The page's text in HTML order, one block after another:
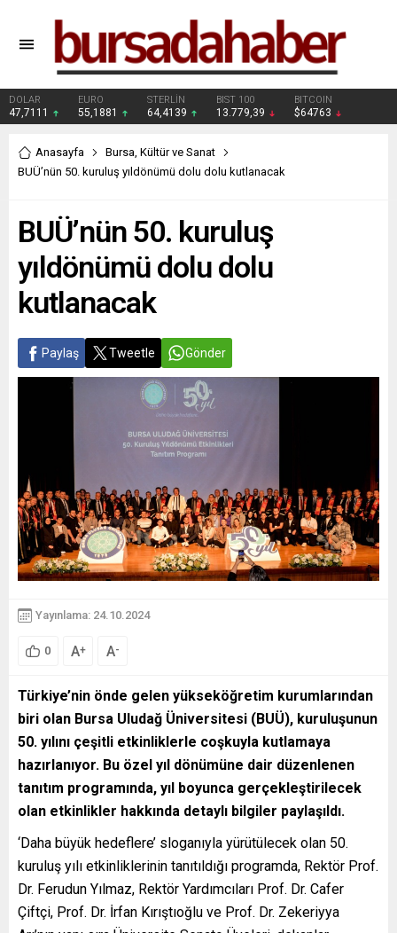
DOLAR
47,7111
EURO
55,1881
STERLİN
64,4139
BIST 100
13.779,39
BITCOIN
$64763
Anasayfa Bursa, Kültür ve Sanat
BUÜ’nün 50. kuruluş yıldönümü dolu dolu kutlanacak
BUÜ’nün 50. kuruluş
yıldönümü dolu dolu
kutlanacak
Paylaş Tweetle Gönder
Yayınlama: 24.10.2024
0 A+ A-
Türkiye’nin önde gelen yükseköğretim kurumlarından
biri olan Bursa Uludağ Üniversitesi (BUÜ), kuruluşunun
50. yılını çeşitli etkinliklerle coşkuyla kutlamaya
hazırlanıyor. Bu özel yıl dönümüne dair düzenlenen
tanıtım programında, yıl boyunca gerçekleştirilecek
olan etkinlikler hakkında detaylı bilgiler paylaşıldı.
‘Daha büyük hedeflere’ sloganıyla yürütülecek olan 50.
kuruluş yılı etkinliklerinin tanıtıldığı programda, Rektör Prof.
Dr. Ferudun Yılmaz, Rektör Yardımcıları Prof. Dr. Cafer
Çiftçi, Prof. Dr. İrfan Kırıştıoğlu ve Prof. Dr. Zekeriyya